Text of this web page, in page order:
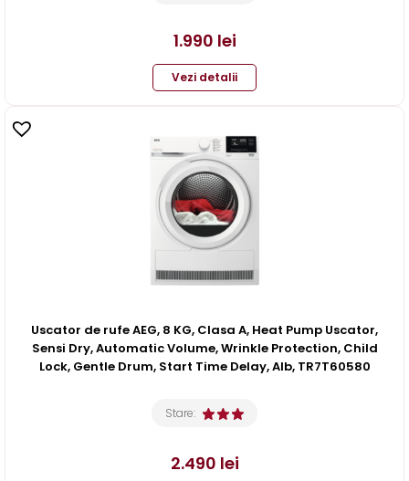
1.990 lei
Vezi detalii
Uscator de rufe AEG, 8 KG, Clasa A, Heat Pump Uscator,
Sensi Dry, Automatic Volume, Wrinkle Protection, Child
Lock, Gentle Drum, Start Time Delay, Alb, TR7T60580
Stare:
2.490 lei